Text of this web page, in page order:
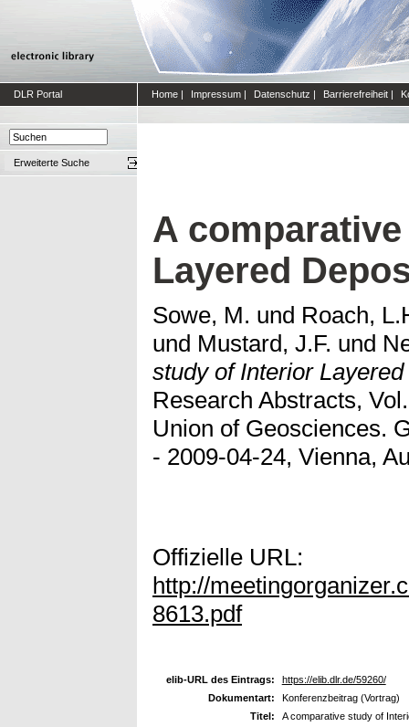
DLR Portal Home | Impressum | Datenschutz | Barrierefreiheit |
Erweiterte Suche
A
Layered
Sowe, M. und Roach,
und Mustard, J.F. und
study of Interior
Research Abstracts,
Union of Geosciences.
- 2009-04-24, Vienna,
Offizielle URL:
http://
8613.pdf
elib-URL des Eintrags:
https://elib.dlr.de/59260/
Dokumentart:
Konferenzbeitrag (Vortrag)
Titel:
A comparative study of